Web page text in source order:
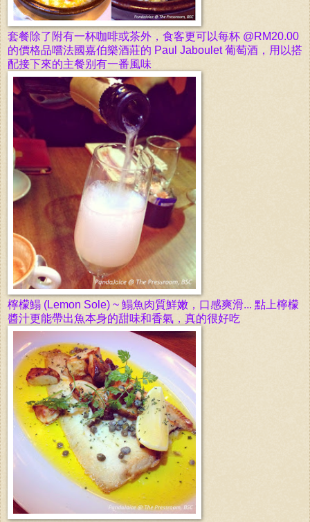
套餐除了附有一杯咖啡或茶外，食客更可以每杯 @RM20.00
的價格品嚐法國嘉伯樂酒莊的 Paul Jaboulet 葡萄酒，用以搭
配接下來的主餐别有一番風味
檸檬鰨 (Lemon Sole) ~ 鰨魚肉質鮮嫩，口感爽滑... 點上檸檬
醬汁更能帶出魚本身的甜味和香氣，真的很好吃